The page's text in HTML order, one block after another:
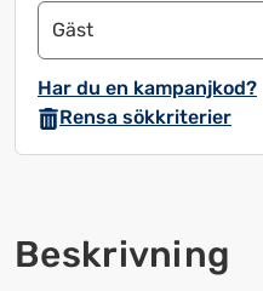
för
att
kalendern
och
välja
Tryck
på
Gäst
Har du en kampanjkod?
Rensa sökkriterier
Beskrivning